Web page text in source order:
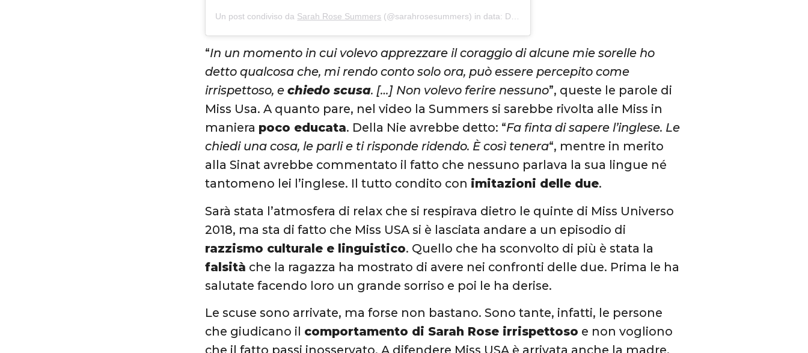
Un post condiviso da Sarah Rose Summers (@sarahrosesummers) in data: Dic 13, 2018 at 9:41 PST
“In un momento in cui volevo apprezzare il coraggio di alcune mie sorelle ho
detto qualcosa che, mi rendo conto solo ora, può essere percepito come
irrispettoso, echiedo scusa. […] Non volevo ferire nessuno”, queste le parole di
Miss Usa. A quanto pare, nel video la Summers si sarebbe rivolta alle Miss in
maniera poco educata. Della Nie avrebbe detto: “Fa finta di sapere l’inglese. Le
chiedi una cosa, le parli e ti risponde ridendo. È così tenera“, mentre in merito
alla Sinat avrebbe commentato il fatto che nessuno parlava la sua lingue né
tantomeno lei l’inglese. Il tutto condito con imitazioni delle due.
Sarà stata l’atmosfera di relax che si respirava dietro le quinte di Miss Universo
2018, ma sta di fatto che Miss USA si è lasciata andare a un episodio di
razzismo culturale e linguistico. Quello che ha sconvolto di più è stata la
falsità che la ragazza ha mostrato di avere nei confronti delle due. Prima le ha
salutate facendo loro un grande sorriso e poi le ha derise.
Le scuse sono arrivate, ma forse non bastano. Sono tante, infatti, le persone
che giudicano il comportamento di Sarah Rose irrispettoso e non vogliono